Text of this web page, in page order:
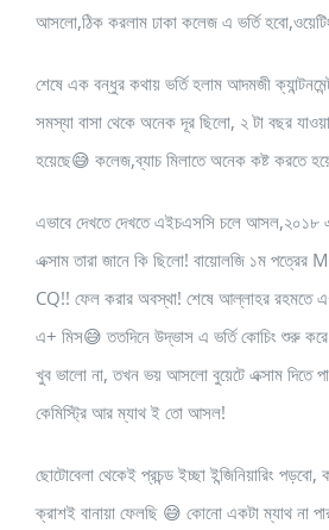
আসলো,ঠিক করলাম ঢাকা কলেজ এ ভর্তি
শেষে এক বন্ধুর কথায় ভর্তি হলাম আদমজী
সমস্যা বাসা থেকে অনেক দূর ছিলো, ২ টা বছর
হয়েছে😅 কলেজ,ব্যাচ মিলাতে অনেক কষ্ট করতে
এভাবে দেখতে দেখতে এইচএসসি চলে আসল,২০১৮
এক্সাম তারা জানে কি ছিলো! বায়োলজি ১ম পত্রের
CQ!! ফেল করার অবস্থা! শেষে আল্লাহর
এ+ মিস😅 ততদিনে উদ্ভাস এ ভর্তি কোচিং শুরু করে
খুব ভালো না, তখন ভয় আসলো বুয়েটে এক্সাম দিতে
কেমিস্ট্রি আর ম্যাথ ই তো আসল!
ছোটোবেলা থেকেই প্রচন্ড ইচ্ছা ইন্জিনিয়ারিং
ক্রাশই বানায়া ফেলছি 😅 কোনো একটা ম্যাথ না